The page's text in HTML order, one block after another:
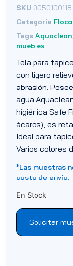
SKU 0050100118
Categoría
Tags Aquaclean
muebles
Tela para
con ligero
abrasión.
agua
higiénica Safe
ácaros), es
Ideal para
Varios colores
*Las muestras
costo de envío.
En Stock
Solicitar